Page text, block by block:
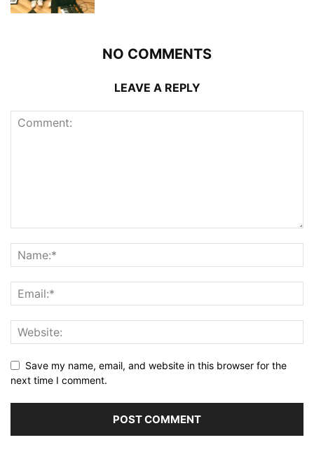
NO COMMENTS
LEAVE A REPLY
Save my name, email, and website in this browser for the
next time I comment.